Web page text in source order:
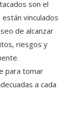
son el
vinculados
de alcanzar
riesgos y
para tomar
a cada